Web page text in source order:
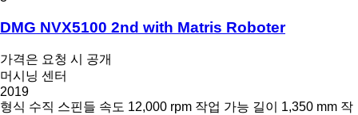
DMG NVX5100 2nd with Matris Roboter
가격은 요청 시 공개
머시닝 센터
2019
형식 수직 스핀들 속도 12,000 rpm 작업 가능 길이 1,350 mm 작